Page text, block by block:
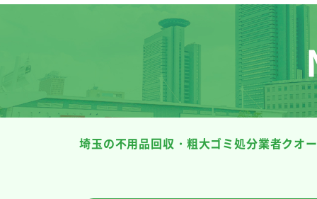
埼玉の不用品回収・粗大ゴミ処分業者クオ